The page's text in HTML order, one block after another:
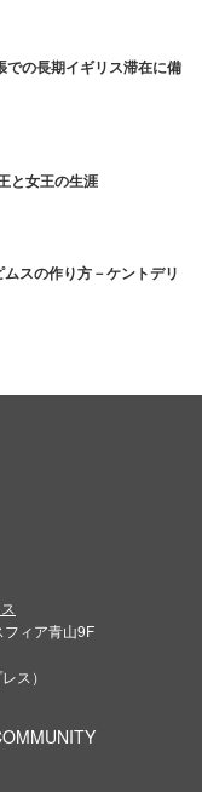
での長期イギリス滞在に備
と女王の生涯
ムスの作り方－ケントデリ
ィア青山9F
ス）